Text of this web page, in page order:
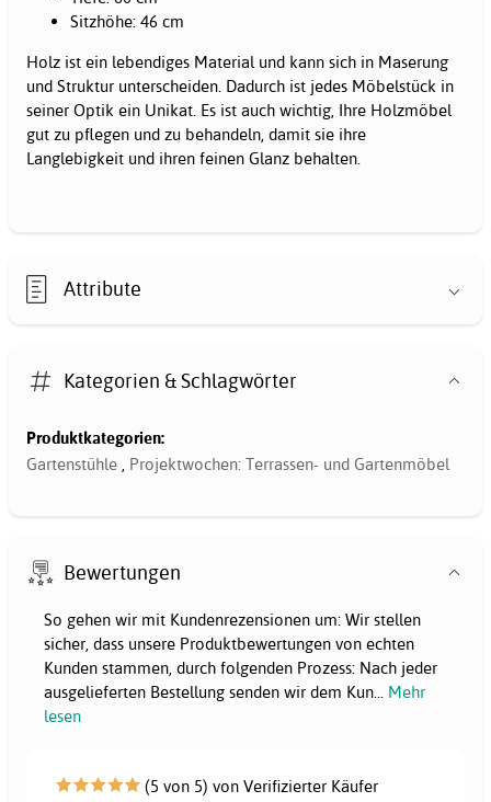
Sitzhöhe: 46 cm
Holz ist ein lebendiges Material und kann sich in Maserung
und Struktur unterscheiden. Dadurch ist jedes Möbelstück in
seiner Optik ein Unikat. Es ist auch wichtig, Ihre Holzmöbel
gut zu pflegen und zu behandeln, damit sie ihre
Langlebigkeit und ihren feinen Glanz behalten.
Attribute
Kategorien & Schlagwörter
Produktkategorien:
Gartenstühle
Projektwochen: Terrassen- und Gartenmöbel
Bewertungen
So gehen wir mit Kundenrezensionen um: Wir stellen
sicher, dass unsere Produktbewertungen von echten
Kunden stammen, durch folgenden Prozess: Nach jeder
ausgelieferten Bestellung senden wir dem Kun... Mehr
lesen
(5 von 5) von Verifizierter Käufer